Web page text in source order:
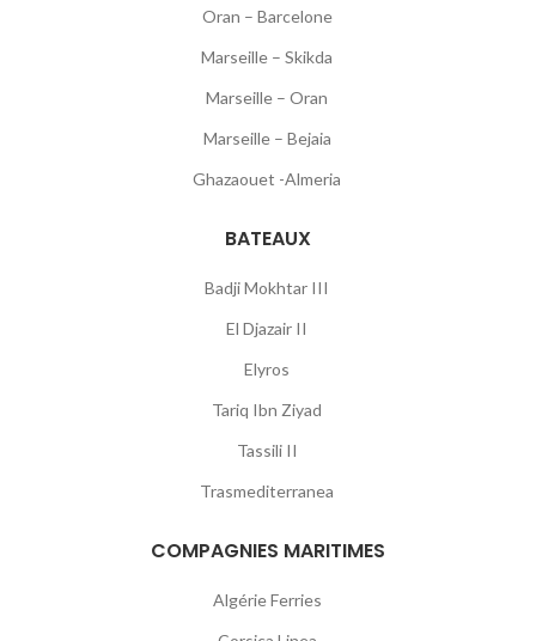
Oran – Barcelone
Marseille – Skikda
Marseille – Oran
Marseille – Bejaia
Ghazaouet -Almeria
BATEAUX
Badji Mokhtar III
El Djazair II
Elyros
Tariq Ibn Ziyad
Tassili II
Trasmediterranea
COMPAGNIES MARITIMES
Algérie Ferries